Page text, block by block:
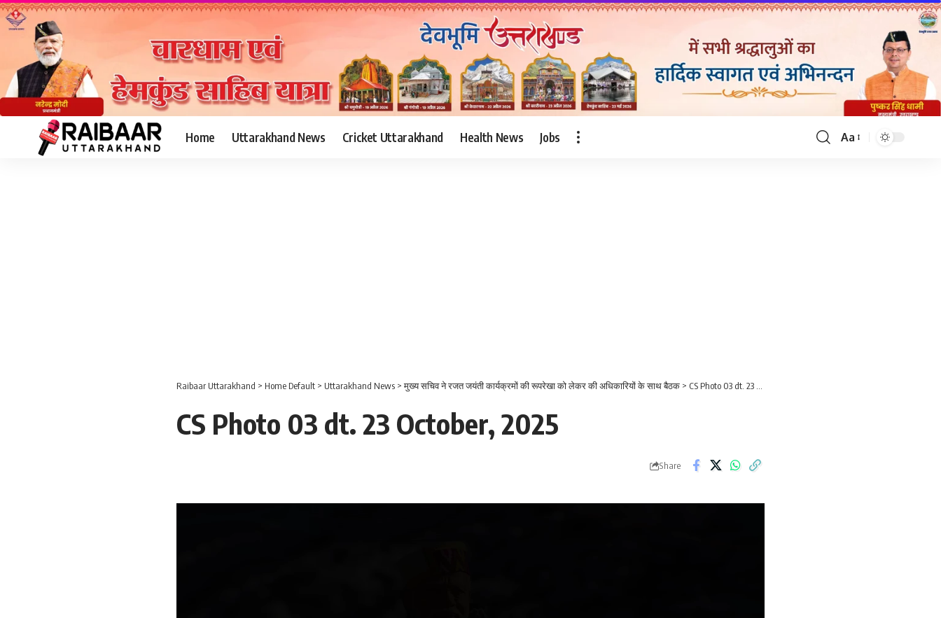
Home Uttarakhand News Cricket Uttarakhand Health News Jobs
Font
Aa
Raibaar Uttarakhand > Home Default > Uttarakhand News >मुख्य सचिव ने रजत जयंती कार्यक्रमों की रूपरेखा को लेकर की अधिकारियों के साथ बैठक > CS Photo 03 dt. 23 October, 2025
CS Photo 03 dt. 23 October, 2025
Share